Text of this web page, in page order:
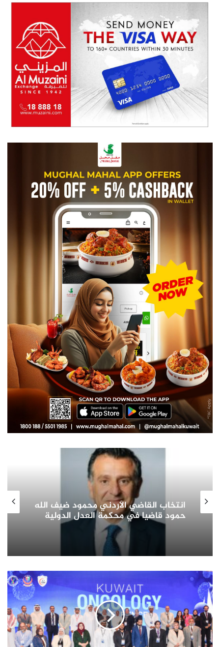
صاحب السمو الأمير الشيخ مشعل الأحمد
الجابر الصباح يشيد بدور المرأة الكويتية
في التنمية الشاملة ويؤكد: شريك
أساسي في بناء الوطن وتمثيله دوليا
(الصحة):
الكويت
تشهد
نقلة
نوعية
في
الرعاية